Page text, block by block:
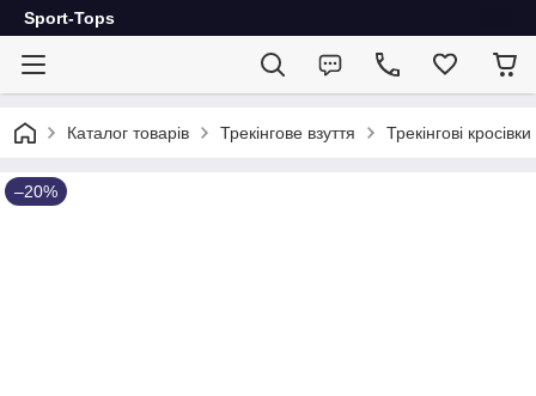
Sport-Tops
Каталог товарів Трекінгове взуття Трекінгові кросівки
–20%